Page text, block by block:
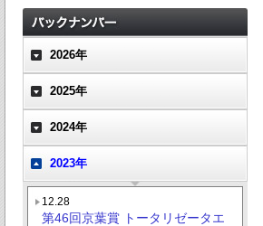
2026年
2025年
2024年
2023年
12.28
第46回京葉賞 トータリゼータエ